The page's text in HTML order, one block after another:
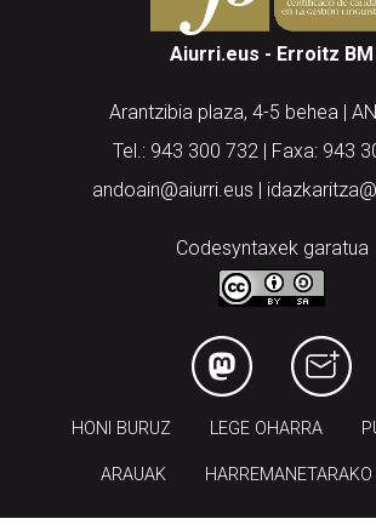
Aiurri.eus - Erroitz BM
Arantzibia plaza, 4-5 behea |
Tel.: 943 300 732 | Faxa: 943
andoain@aiurri.eus |
Codesyntaxek garatua
HONI BURUZ LEGE OHARRA
ARAUAK HARREMANETARAKO